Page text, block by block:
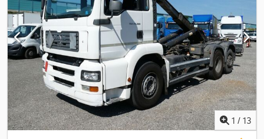
Felszereltség:ABS, Tachográf, autó regisztráció, differenciálzár,
elektromos ablakemelő, elektromosan állítható tükör,
hűtőegység, kompresszor, ködlámpák, központi zár,
légkondicionálás, nem dohányzó jármű, parkolóklíma, retarder,
szervokormány, teherautó regisztráció, tempomat, utánfutó
vonófej, állófűtés, Jó napot kívánok! Eladó egy teherautó,
amelynek a motorja teljesen felújított, új dugattyúgyűrűkkel,
hajtókarral, új hengerfejekkel, új fékekkel rendelkezik, a gumik
nagyon jó állapotban vannak, új vízs pumpával, eredeti MAN
vezetőüléssel és jó állapotú kabinbelsővel. A motort a
dugattyúgyűrűk tömítési problémája miatt újították fel. Ezt a
1 / 13